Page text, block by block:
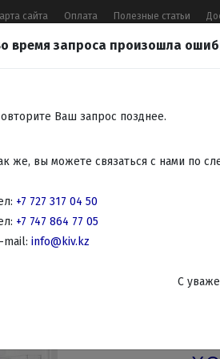
сайта Оплата Полезные статьи
04 50
Встраиваемая
бытовая
Крупно
Мелко
холодильники
время запроса произошла
Ваш запрос позднее.
же, вы можете связаться с нами по
+7 727 317 04 50
+7 747 864 77 05
mail: info@kiv.kz
C